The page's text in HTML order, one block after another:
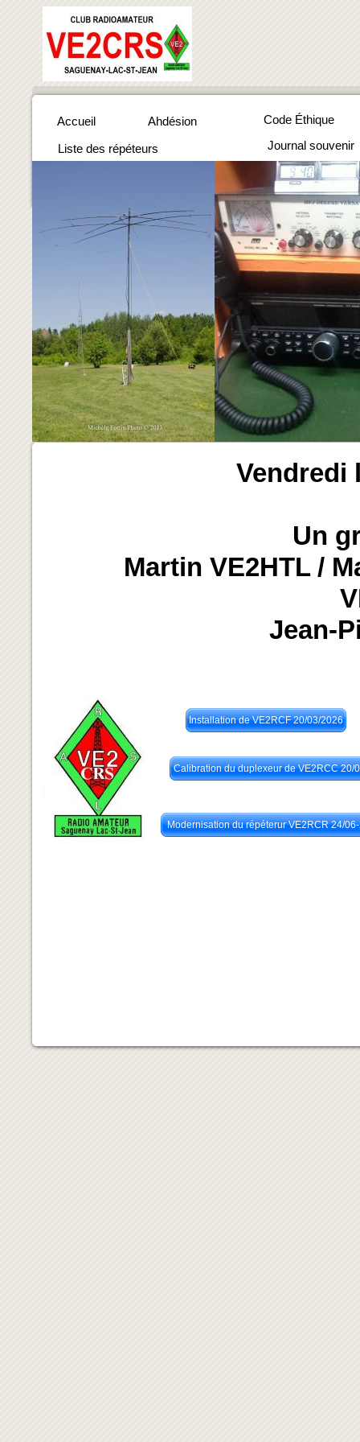
Vendredi
Un
Martin VE2HTL /
Jean-
Normand
Installation de VE2RCF 20/03/2026
Calibration du duplexeur de VE2RCC 20/
Modernisation du répéterur VE2RCR 24/
Journal souvenir
Liste des répéteurs
Code Éthique
Ahdésion
Accueil